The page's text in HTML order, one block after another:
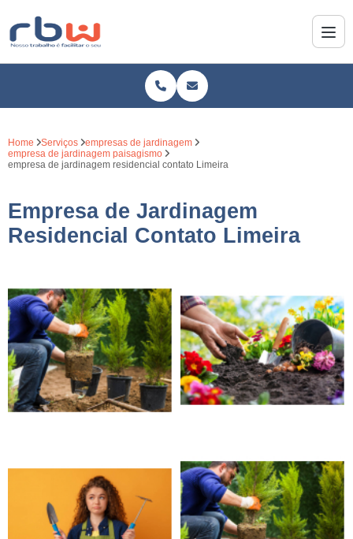
Home Serviços
empresas de jardinagem
empresa de jardinagem paisagismo
empresa de jardinagem residencial contato Limeira
Empresa de Jardinagem
Residencial Contato Limeira